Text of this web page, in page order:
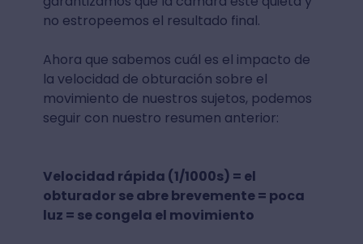
no estropeemos el resultado final.
Ahora que sabemos cuál es el impacto de
la velocidad de obturación sobre el
movimiento de nuestros sujetos, podemos
seguir con nuestro resumen anterior:
Velocidad rápida (1/1000s) = el
obturador se abre brevemente = poca
luz = se congela el movimiento